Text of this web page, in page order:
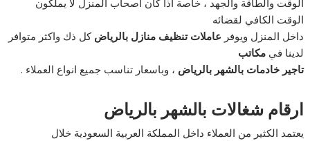
الوقت الكافي لقضائه
داخل المنزل ويوفر عاملات تنظيف منازل بالرياضكل ذك واكثر متوافر
لدينا فيمكاتب
تاجير خادمات بالشهر بالرياض ، وباسعار تناسب جميع انواع العملاء .
ارقام شغالات بالشهر بالرياض
يعتمد الكثير من العملاء داخل المملكة العربية السعودية خلال